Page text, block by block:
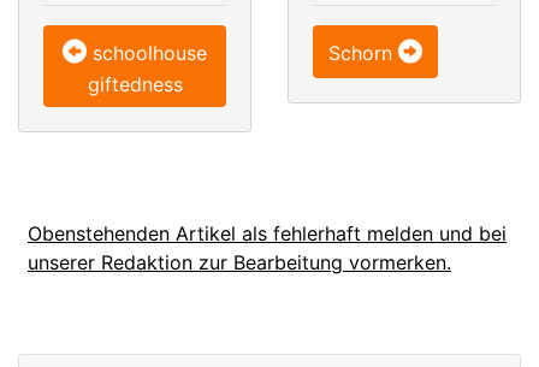
schoolhouse
giftedness
Schorn
Obenstehenden Artikel als fehlerhaft melden und bei
unserer Redaktion zur Bearbeitung vormerken.